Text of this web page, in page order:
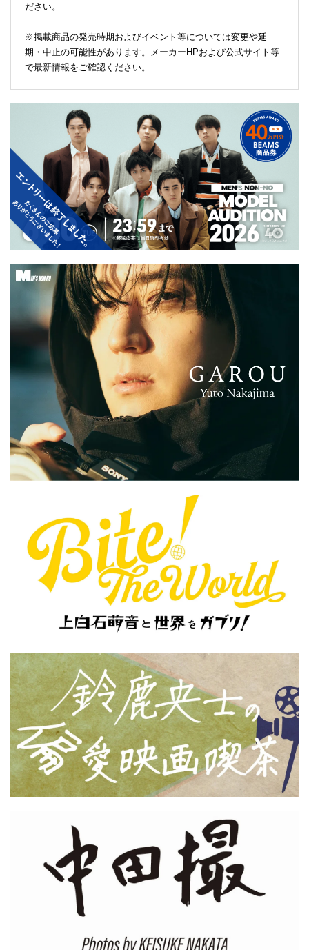
ださい。
※掲載商品の発売時期およびイベント等については変更や延
期・中止の可能性があります。メーカーHPおよび公式サイト等
で最新情報をご確認ください。